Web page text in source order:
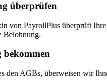
überprüfen
von PayrollPlus überprüft
Belohnung.
bekommen
den AGBs, überweisen wir